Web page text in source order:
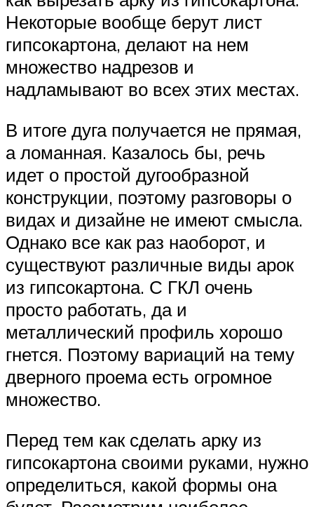
Некоторые вообще берут лист
гипсокартона, делают на нем
множество надрезов и
надламывают во всех этих местах.
В итоге дуга получается не прямая,
а ломанная. Казалось бы, речь
идет о простой дугообразной
конструкции, поэтому разговоры о
видах и дизайне не имеют смысла.
Однако все как раз наоборот, и
существуют различные виды арок
из гипсокартона. С ГКЛ очень
просто работать, да и
металлический профиль хорошо
гнется. Поэтому вариаций на тему
дверного проема есть огромное
множество.
Перед тем как сделать арку из
гипсокартона своими руками, нужно
определиться, какой формы она